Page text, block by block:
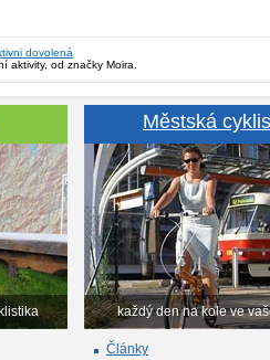
dovolená
aktivity, od značky Moira.
Městská
každý den na kole ve
Články